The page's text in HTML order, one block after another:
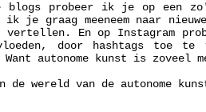
blogs probeer ik je op een
ik je graag meeneem naar
vertellen. En op Instagram
door hashtags toe te
autonome kunst is
de wereld van de autonome